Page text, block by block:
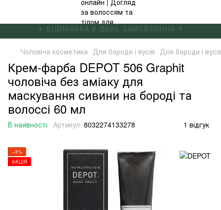
Чоловіча косметика Для бороди і вусів Для бороди і
Крем-фарба DEPOT 506 Graphit
чоловіча без аміаку для
маскування сивини на бороді та
волоссі 60 мл
В наявності Артикул: 8032274133278 1 відгук
−3%
АКЦІЯ